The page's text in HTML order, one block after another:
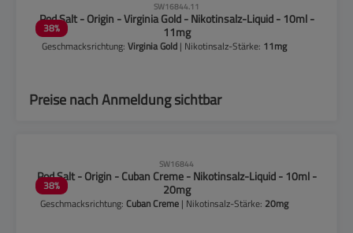
38%
SW16844.11
Pod Salt - Origin - Virginia Gold - Nikotinsalz-Liquid - 10ml -
11mg
Geschmacksrichtung:Virginia Gold | Nikotinsalz-Stärke: 11mg
Preise nach Anmeldung sichtbar
38%
SW16844
Pod Salt - Origin - Cuban Creme - Nikotinsalz-Liquid - 10ml -
20mg
Geschmacksrichtung:Cuban Creme | Nikotinsalz-Stärke: 20mg